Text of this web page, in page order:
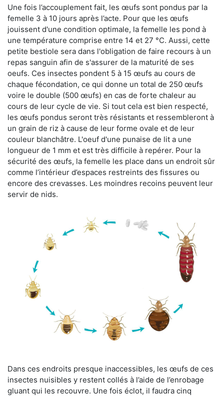
Une fois l’accouplement fait, les œufs sont pondus par la
femelle 3 à 10 jours après l’acte. Pour que les œufs
jouissent d'une condition optimale, la femelle les pond à
une température comprise entre 14 et 27 °C. Aussi, cette
petite bestiole sera dans l'obligation de faire recours à un
repas sanguin afin de s'assurer de la maturité de ses
oeufs. Ces insectes pondent 5 à 15 œufs au cours de
chaque fécondation, ce qui donne un total de 250 œufs
voire le double (500 œufs) en cas de forte chaleur au
cours de leur cycle de vie. Si tout cela est bien respecté,
les œufs pondus seront très résistants et ressembleront à
un grain de riz à cause de leur forme ovale et de leur
couleur blanchâtre. L'oeuf d'une punaise de lit a une
longueur de 1 mm et est très difficile à repérer. Pour la
sécurité des œufs, la femelle les place dans un endroit sûr
comme l’intérieur d’espaces restreints des fissures ou
encore des crevasses. Les moindres recoins peuvent leur
servir de nids.
Dans ces endroits presque inaccessibles, les œufs de ces
insectes nuisibles y restent collés à l’aide de l’enrobage
gluant qui les recouvre. Une fois éclot, il faudra cinq